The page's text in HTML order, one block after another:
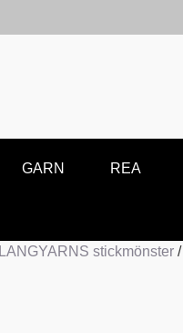
GARN REA
LANGYARNS stickmönster /